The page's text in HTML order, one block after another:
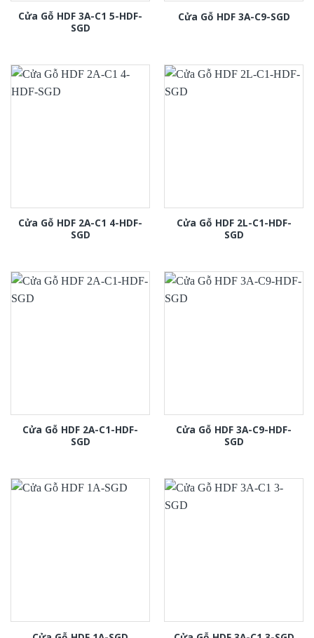
Cửa Gỗ HDF 3A-C1 5-HDF-
SGD
Cửa Gỗ HDF 3A-C9-SGD
Cửa Gỗ HDF 2A-C1 4-HDF-
SGD
Cửa Gỗ HDF 2L-C1-HDF-
SGD
Cửa Gỗ HDF 2A-C1-HDF-
SGD
Cửa Gỗ HDF 3A-C9-HDF-
SGD